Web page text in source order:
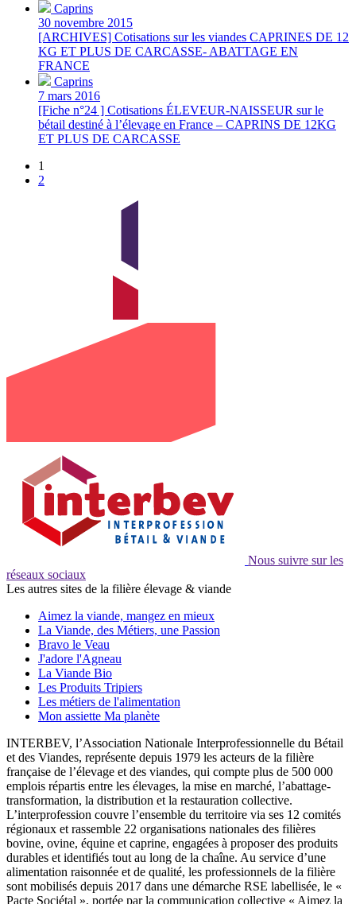
Caprins
30 novembre 2015
[ARCHIVES] Cotisations sur les viandes CAPRINES DE 12
KG ET PLUS DE CARCASSE- ABATTAGE EN
FRANCE
Caprins
7 mars 2016
[Fiche n°24 ] Cotisations ÉLEVEUR-NAISSEUR sur le
bétail destiné à l’élevage en France – CAPRINS DE 12KG
ET PLUS DE CARCASSE
1
2
Nous suivre sur les
réseaux sociaux
Les autres sites de la filière élevage & viande
Aimez la viande, mangez en mieux
La Viande, des Métiers, une Passion
Bravo le Veau
J'adore l'Agneau
La Viande Bio
Les Produits Tripiers
Les métiers de l'alimentation
Mon assiette Ma planète
INTERBEV, l’Association Nationale Interprofessionnelle du Bétail
et des Viandes, représente depuis 1979 les acteurs de la filière
française de l’élevage et des viandes, qui compte plus de 500 000
emplois répartis entre les élevages, la mise en marché, l’abattage-
transformation, la distribution et la restauration collective.
L’interprofession couvre l’ensemble du territoire via ses 12 comités
régionaux et rassemble 22 organisations nationales des filières
bovine, ovine, équine et caprine, engagées à proposer des produits
durables et identifiés tout au long de la chaîne. Au service d’une
alimentation raisonnée et de qualité, les professionnels de la filière
sont mobilisés depuis 2017 dans une démarche RSE labellisée, le «
Pacte Sociétal », portée par la communication collective « Aimez la